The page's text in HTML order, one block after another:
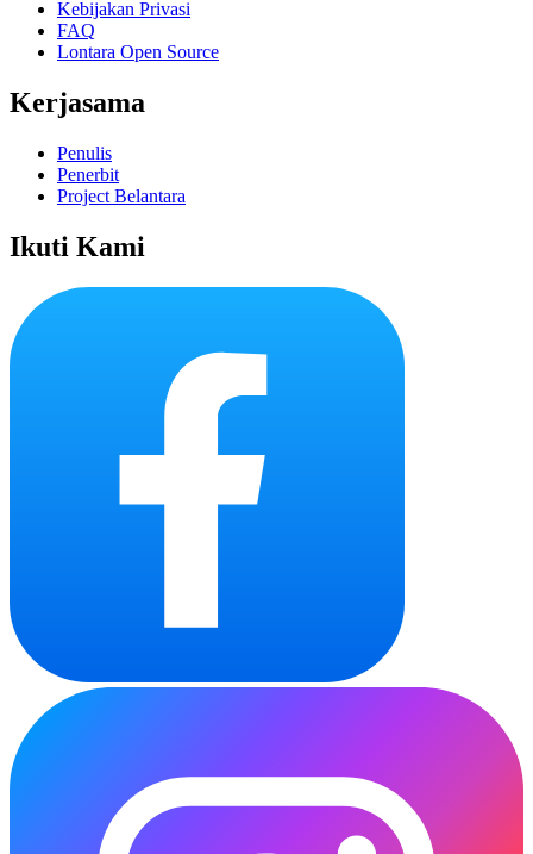
Kebijakan Privasi
FAQ
Lontara Open Source
Kerjasama
Penulis
Penerbit
Project Belantara
Ikuti Kami